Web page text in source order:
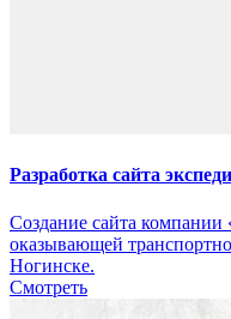
Разработка сайта
Создание сайта
оказывающей
Ногинске.
Смотреть